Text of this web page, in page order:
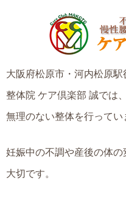
大阪府松原市・河内松原駅
整体院 ケア倶楽部 誠では
無理のない整体を行ってい
妊娠中の不調や産後の体
大切です。